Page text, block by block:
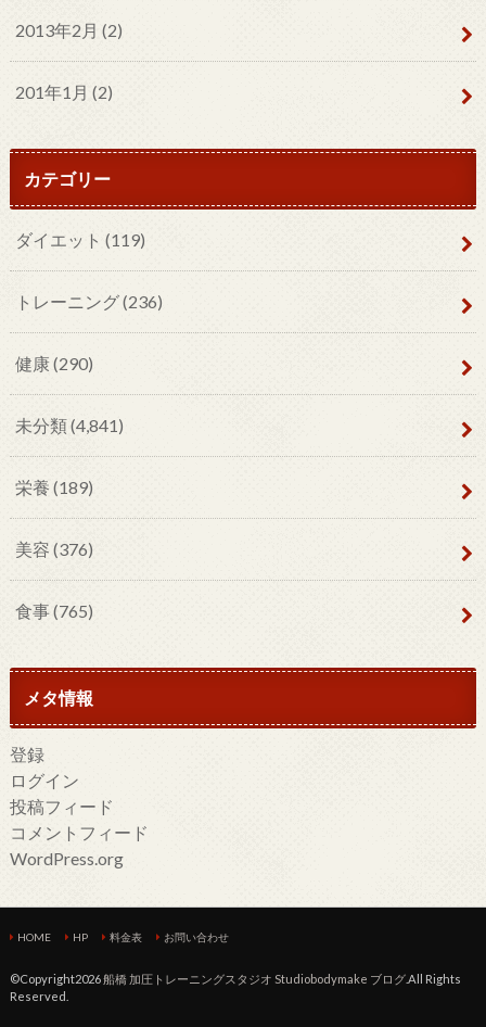
2013年2月 (2)
201年1月 (2)
カテゴリー
ダイエット (119)
トレーニング(236)
健康(290)
未分類(4,841)
栄養 (189)
美容 (376)
食事(765)
メタ情報
登録
ログイン
投稿フィード
コメントフィード
WordPress.org
HOME HP 料金表 お問い合わせ
©Copyright2026船橋 加圧トレーニングスタジオ Studiobodymake ブログ.All Rights
Reserved.